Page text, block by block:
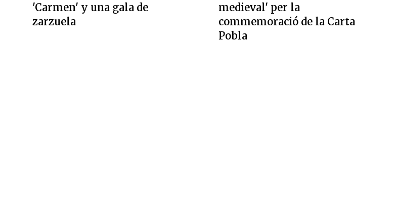
'Carmen' y una gala de
zarzuela
medieval' per la
commemoració de la Carta
Pobla